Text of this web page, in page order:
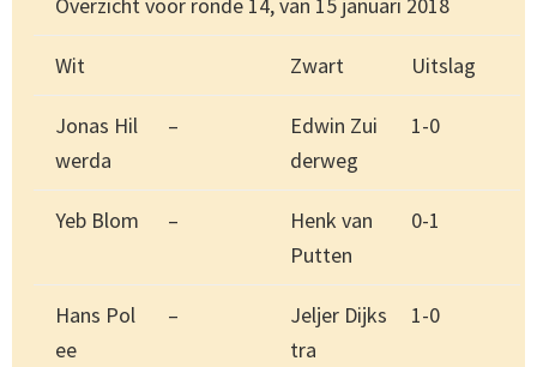
Wit Zwart Uitslag
Jonas Hil
werda
–
Edwin Zui
derweg
1-0
Yeb Blom –
Henk van
Putten
0-1
Hans Pol
ee
–
Jeljer Dijks
tra
1-0